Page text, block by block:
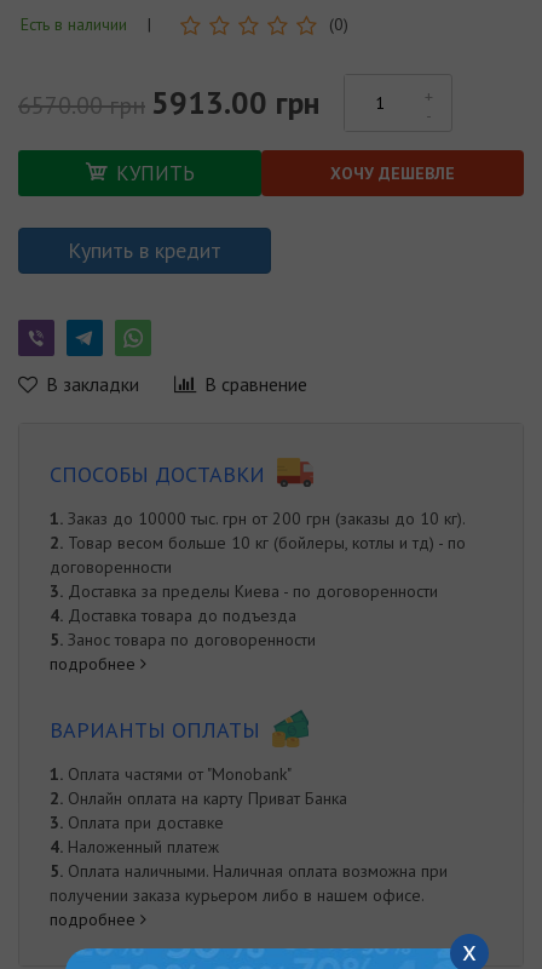
Есть в наличии
| (0)
6570.00 грн 5913.00 грн
КУПИТЬ ХОЧУ ДЕШЕВЛЕ
Купить в кредит
В закладки В сравнение
СПОСОБЫ ДОСТАВКИ
1. Заказ до 10000 тыс. грн от 200 грн (заказы до 10 кг).
2. Товар весом больше 10 кг (бойлеры, котлы и тд) - по
договоренности
3. Доставка за пределы Киева - по договоренности
4. Доставка товара до подъезда
5. Занос товара по договоренности
подробнее
ВАРИАНТЫ ОПЛАТЫ
1. Оплата частями от "Monobank"
2. Онлайн оплата на карту Приват Банка
3. Оплата при доставке
4. Наложенный платеж
5. Оплата наличными. Наличная оплата возможна при
получении заказа курьером либо в нашем офисе.
подробнее
x